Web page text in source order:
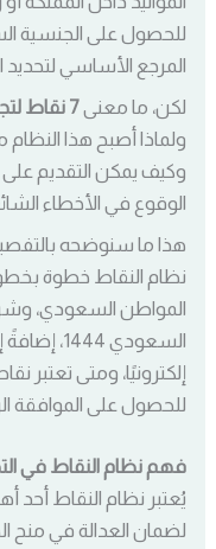
للحصول على الجنسية
المرجع الأساسي لتحديد
لكن، ما معنى7 نقاط لتجنيس المواليد و17 لزوجة المواطن
ولماذا أصبح هذا النظام
وكيف يمكن التقديم
الوقوع في الأخطاء
هذا ما سنوضحه
نظام النقاط خطوة
المواطن السعودي،
السعودي
إلكترونيًا، ومتى تعتبر
للحصول على الموافقة
فهم نظام النقاط في
يُعتبر نظام النقاط أحد
لضمان العدالة في منح